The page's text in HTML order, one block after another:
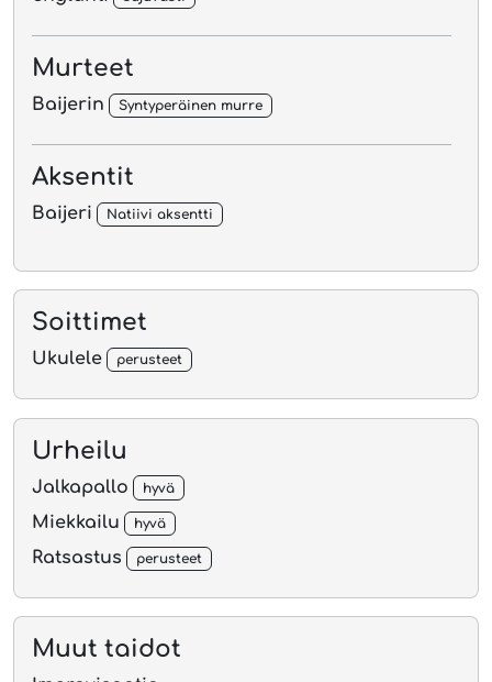
Murteet
Baijerin Syntyperäinen murre
Aksentit
Baijeri Natiivi aksentti
Soittimet
Ukulele perusteet
Urheilu
Jalkapallo hyvä
Miekkailu hyvä
Ratsastus perusteet
Muut taidot